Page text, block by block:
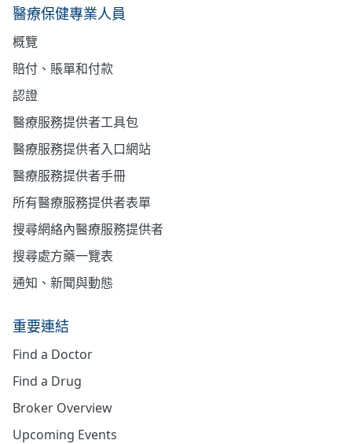
醫療保健專業人員
概覽
賠付、賬單和付款
認證
醫療服務提供者工具包
醫療服務提供者入口網站
醫療服務提供者手冊
所有醫療服務提供者表單
搜尋網絡內醫療服務提供者
搜尋處方藥一覽表
通知、新聞與動態
重要連結
Find a Doctor
Find a Drug
Broker Overview
Upcoming Events